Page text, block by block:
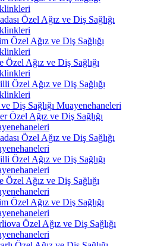
Özel Ağız ve Diş Sağlığı
Özel Ağız ve Diş Sağlığı
Özel Ağız ve Diş Sağlığı
Özel Ağız ve Diş Sağlığı
Diş Sağlığı Muayenehaneleri
Özel Ağız ve Diş Sağlığı
Özel Ağız ve Diş Sağlığı
Özel Ağız ve Diş Sağlığı
Özel Ağız ve Diş Sağlığı
Özel Ağız ve Diş Sağlığı
Özel Ağız ve Diş Sağlığı